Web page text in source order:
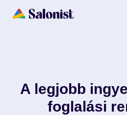
A legjobb
foglalási